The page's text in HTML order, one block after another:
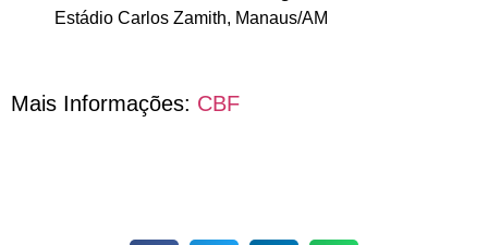
Estádio Carlos Zamith, Manaus/AM
Mais Informações: CBF